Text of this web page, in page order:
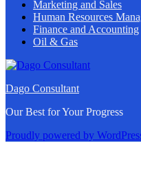
Marketing and Sales
Human Resources
Finance and Accounting
Oil & Gas
Dago Consultant
Our Best for Your Progress
Proudly powered by